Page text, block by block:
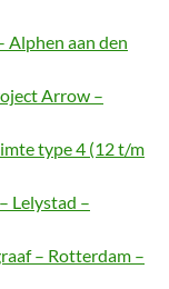
Alphen aan den
Arrow –
type 4 (12 t/m
Lelystad –
– Rotterdam –